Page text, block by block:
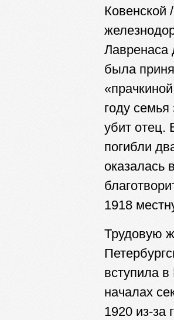
Ковенской
Лавренаса
была
году
убит отец.
погибли
оказалась
1918
Трудовую
вступила
началах
1920 из-за